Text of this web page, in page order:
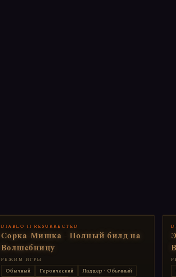
DIABLO II RESURRECTED
Сорка-Мишка - Полный билд на
Волшебницу
РЕЖИМ ИГРЫ
Обычный Героический
Ладдер · Обычный